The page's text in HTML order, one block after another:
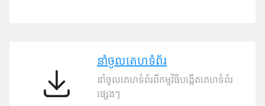
នាំ
នាំចូលគេហទំព័រ
នាំចូលគេហទំព័រពីកម្មវិធីបង្កើតគេហទំព័រ
ផ្សេងៗ